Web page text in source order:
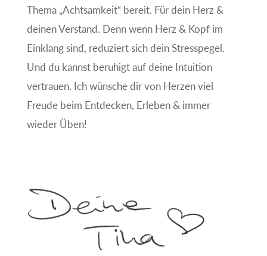
Thema „Achtsamkeit“ bereit. Für dein Herz &
deinen Verstand. Denn wenn Herz & Kopf im
Einklang sind, reduziert sich dein Stresspegel.
Und du kannst beruhigt auf deine Intuition
vertrauen. Ich wünsche dir von Herzen viel
Freude beim Entdecken, Erleben & immer
wieder Üben!